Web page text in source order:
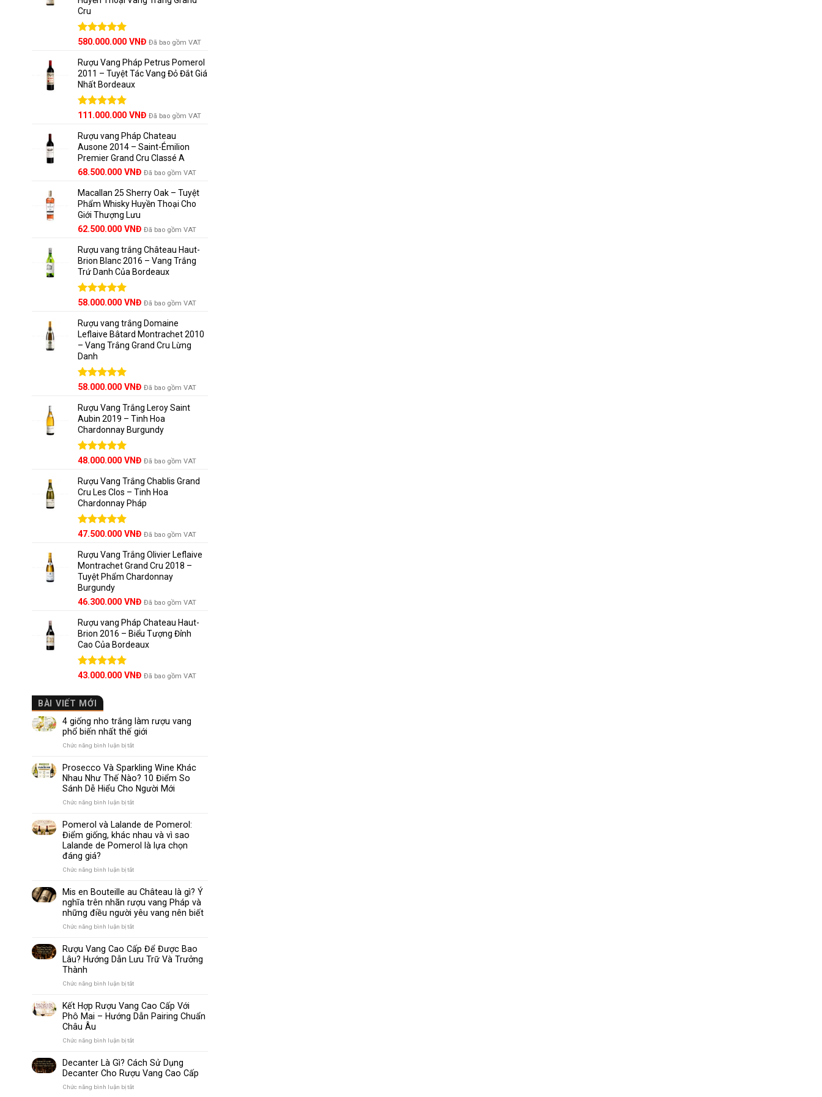
Cru
Được xếp
5 sao
580.000.000 VNĐ Đã bao gồm VAT
Rượu Vang Pháp Petrus Pomerol
2011 – Tuyệt Tác Vang Đỏ Đắt Giá
Nhất Bordeaux
Được xếp
5 sao
Giá
là:
125.000.000 VNĐ.
111.000.000 VNĐGiá
tại
là:
111.000.000 VNĐ.
Đã bao gồm VAT
Rượu vang Pháp Chateau
Ausone 2014 – Saint-Émilion
Premier Grand Cru Classé A
68.500.000 VNĐ Đã bao gồm VAT
Macallan 25 Sherry Oak – Tuyệt
Phẩm Whisky Huyền Thoại Cho
Giới Thượng Lưu
Giá
là:
65.000.000 VNĐ.
62.500.000 VNĐGiá
tại
là:
62.500.000 VNĐ.
Đã bao gồm VAT
Rượu vang trắng Château Haut-
Brion Blanc 2016 – Vang Trắng
Trứ Danh Của Bordeaux
Được xếp
5 sao
58.000.000 VNĐ Đã bao gồm VAT
Rượu vang trắng Domaine
Leflaive Bâtard Montrachet 2010
– Vang Trắng Grand Cru Lừng
Danh
Được xếp
5 sao
58.000.000 VNĐ Đã bao gồm VAT
Rượu Vang Trắng Leroy Saint
Aubin 2019 – Tinh Hoa
Chardonnay Burgundy
Được xếp
5 sao
48.000.000 VNĐ Đã bao gồm VAT
Rượu Vang Trắng Chablis Grand
Cru Les Clos – Tinh Hoa
Chardonnay Pháp
Được xếp
5 sao
47.500.000 VNĐ Đã bao gồm VAT
Rượu Vang Trắng Olivier Leflaive
Montrachet Grand Cru 2018 –
Tuyệt Phẩm Chardonnay
Burgundy
46.300.000 VNĐ Đã bao gồm VAT
Rượu vang Pháp Chateau Haut-
Brion 2016 – Biểu Tượng Đỉnh
Cao Của Bordeaux
Được xếp
5 sao
43.000.000 VNĐ Đã bao gồm VAT
BÀI VIẾT MỚI
4 giống nho trắng làm rượu vang
phổ biến nhất thế giới
Chức năng bình luận bị tắtở
giống
nho
trắng
làm
biến
nhất
thế
Prosecco Và Sparkling Wine Khác
Nhau Như Thế Nào? 10 Điểm So
Sánh Dễ Hiểu Cho Người Mới
Chức năng bình luận bị tắtở
Và
Sparkling
Wine
Khác
10
Điểm
So
Dễ
Cho
Người
Pomerol và Lalande de Pomerol:
Điểm giống, khác nhau và vì sao
Lalande de Pomerol là lựa chọn
đáng giá?
Chức năng bình luận bị tắtở
Lalande
de
Pomerol:
nhau
và
Pomerol
là
đáng
Mis en Bouteille au Château là gì? Ý
nghĩa trên nhãn rượu vang Pháp và
những điều người yêu vang nên biết
Chức năng bình luận bị tắtở
en
Bouteille
au
nghĩa
trên
và
những
người
Rượu Vang Cao Cấp Để Được Bao
Lâu? Hướng Dẫn Lưu Trữ Và Trưởng
Thành
Chức năng bình luận bị tắtở
Vang
Cao
Cấp
Hướng
Dẫn
Kết Hợp Rượu Vang Cao Cấp Với
Phô Mai – Hướng Dẫn Pairing Chuẩn
Châu Âu
Chức năng bình luận bị tắtở
Hợp
Rượu
Vang
Cao
Decanter Là Gì? Cách Sử Dụng
Decanter Cho Rượu Vang Cao Cấp
Chức năng bình luận bị tắtở